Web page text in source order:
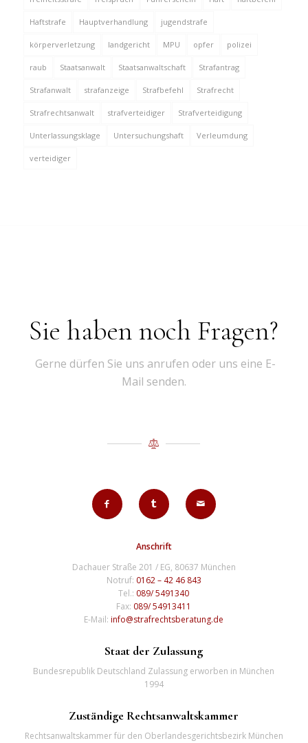
Haftstrafe Hauptverhandlung jugendstrafe
körperverletzung landgericht MPU opfer polizei
raub Staatsanwalt Staatsanwaltschaft Strafantrag
Strafanwalt strafanzeige Strafbefehl Strafrecht
Strafrechtsanwalt strafverteidiger Strafverteidigung
Unterlassungsklage Untersuchungshaft Verleumdung
verteidiger
Sie haben noch Fragen?
Gerne dürfen Sie uns anrufen oder uns eine E-
Mail senden.
Anschrift
Dachauer Straße 201 / EG, 80637 München
Notruf: 0162 – 42 46 843
Tel.: 089/ 5491340
Fax: 089/ 54913411
E-Mail:info@strafrechtsberatung.de
Staat der Zulassung
Bundesrepublik Deutschland Zulassung erworben in München
1994
Zuständige Rechtsanwaltskammer
Rechtsanwaltskammer für den Oberlandesgerichtsbezirk München